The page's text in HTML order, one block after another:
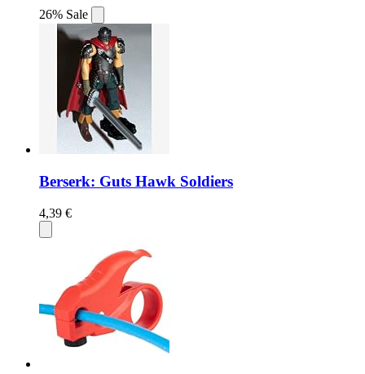
26% Sale
Berserk: Guts Hawk Soldiers
4,39 €